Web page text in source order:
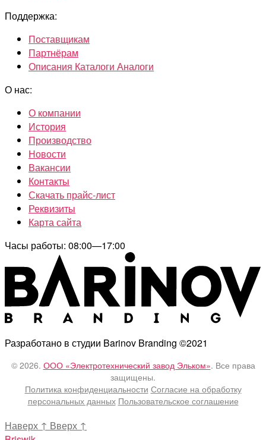
Поддержка:
Поставщикам
Партнёрам
Описания Каталоги Аналоги
О нас:
О компании
История
Производство
Новости
Вакансии
Контакты
Скачать прайс-лист
Реквизиты
Карта сайта
Часы работы: 08:00—17:00
Разработано в студии Barinov Branding ©2021
© 2026. ООО «Электротехнический завод Эльком». Все права
защищены.
Политика конфиденциальности Согласие на обработку
персональных данных Пользовательское соглашение
Наверх ↑ Вверх ↑